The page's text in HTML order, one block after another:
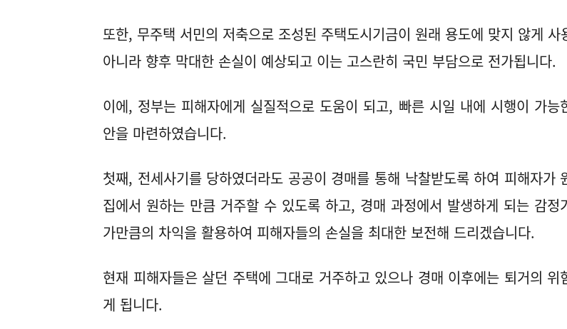
또한, 무주택 서민의 저축으로 조성된 주택도시기금이 원래 용도에 맞지 않게 사
아니라 향후 막대한 손실이 예상되고 이는 고스란히 국민 부담으로 전가됩니다.
이에, 정부는 피해자에게 실질적으로 도움이 되고, 빠른 시일 내에 시행이 가능
안을 마련하였습니다.
첫째, 전세사기를 당하였더라도 공공이 경매를 통해 낙찰받도록 하여 피해자가
집에서 원하는 만큼 거주할 수 있도록 하고, 경매 과정에서 발생하게 되는 감정
가만큼의 차익을 활용하여 피해자들의 손실을 최대한 보전해 드리겠습니다.
현재 피해자들은 살던 주택에 그대로 거주하고 있으나 경매 이후에는 퇴거의 위
게 됩니다.